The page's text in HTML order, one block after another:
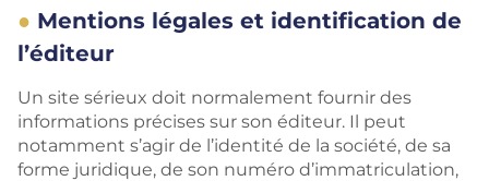
Mentions légales et identification de
l’éditeur
Un site sérieux doit normalement fournir des
informations précises sur son éditeur. Il peut
notamment s’agir de l’identité de la société, de sa
forme juridique, de son numéro d’immatriculation,